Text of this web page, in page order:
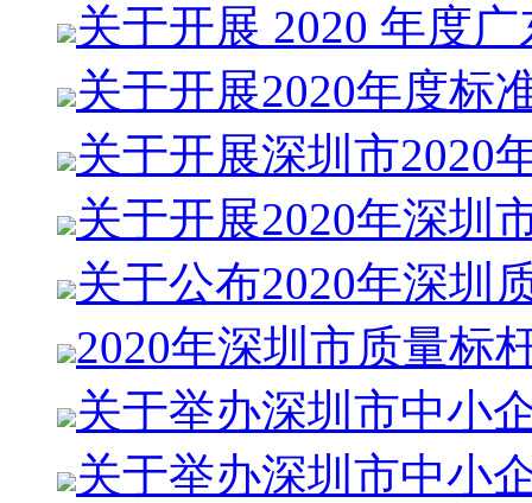
关于开展 2020 年度广
关于开展2020年度标
关于开展深圳市2020
关于开展2020年深圳
关于公布2020年深圳
2020年深圳市质量标
关于举办深圳市中小
关于举办深圳市中小